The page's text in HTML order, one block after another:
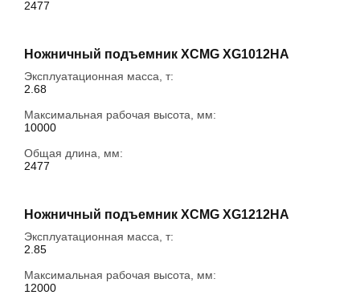
2477
Ножничный подъемник XCMG XG1012HA
Эксплуатационная масса, т:
2.68
Максимальная рабочая высота, мм:
10000
Общая длина, мм:
2477
Ножничный подъемник XCMG XG1212HA
Эксплуатационная масса, т:
2.85
Максимальная рабочая высота, мм:
12000